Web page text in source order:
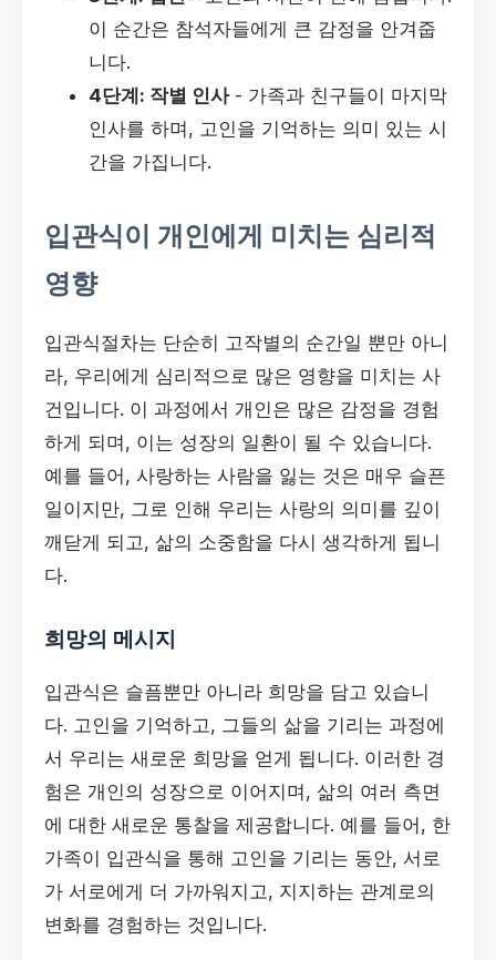
이 순간은 참석자들에게 큰 감정을 안겨줍
니다.
4단계: 작별 인사- 가족과 친구들이 마지막
인사를 하며, 고인을 기억하는 의미 있는 시
간을 가집니다.
입관식이 개인에게 미치는 심리적
영향
입관식절차는 단순히 고작별의 순간일 뿐만 아니
라, 우리에게 심리적으로 많은 영향을 미치는 사
건입니다. 이 과정에서 개인은 많은 감정을 경험
하게 되며, 이는 성장의 일환이 될 수 있습니다.
예를 들어, 사랑하는 사람을 잃는 것은 매우 슬픈
일이지만, 그로 인해 우리는 사랑의 의미를 깊이
깨닫게 되고, 삶의 소중함을 다시 생각하게 됩니
다.
희망의 메시지
입관식은 슬픔뿐만 아니라 희망을 담고 있습니
다. 고인을 기억하고, 그들의 삶을 기리는 과정에
서 우리는 새로운 희망을 얻게 됩니다. 이러한 경
험은 개인의 성장으로 이어지며, 삶의 여러 측면
에 대한 새로운 통찰을 제공합니다. 예를 들어, 한
가족이 입관식을 통해 고인을 기리는 동안, 서로
가 서로에게 더 가까워지고, 지지하는 관계로의
변화를 경험하는 것입니다.